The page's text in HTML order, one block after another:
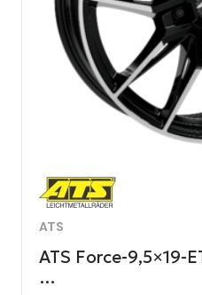
ATS
ATS Force-9,5×19-
…